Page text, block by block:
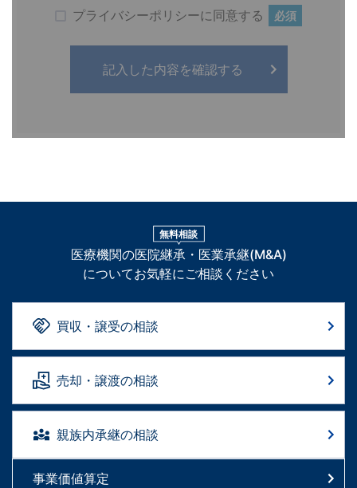
プライバシーポリシーに同意する 必須
無料相談
医療機関の医院継承・医業承継(M&A)
についてお気軽にご相談ください
買収・譲受の相談
売却・譲渡の相談
親族内承継の相談
事業価値算定